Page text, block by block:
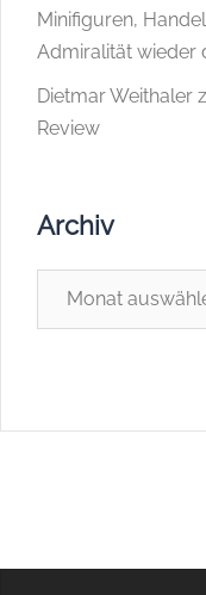
Minifiguren,
Admiralität wieder
Dietmar Weithaler
Review
Archiv